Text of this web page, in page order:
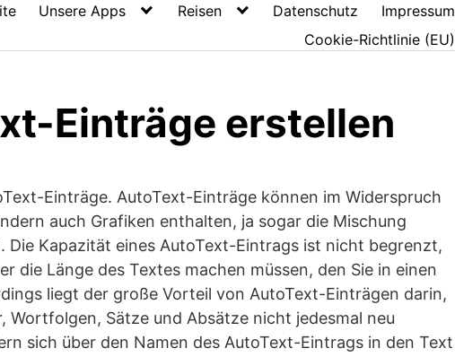
Unsere Apps Reisen Datenschutz
Impressum
Cookie-Richtlinie (EU)
Einträge erstellen
Einträge. AutoText-Einträge können im Widerspruch
auch Grafiken enthalten, ja sogar die Mischung
Die Kapazität eines AutoText-Eintrags ist nicht begrenzt,
die Länge des Textes machen müssen, den Sie in einen
liegt der große Vorteil von AutoText-Einträgen darin,
Wortfolgen, Sätze und Absätze nicht jedesmal neu
sich über den Namen des AutoText-Eintrags in den Text